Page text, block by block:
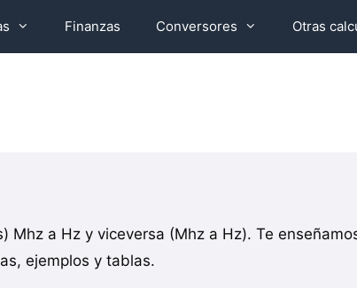
Finanzas Conversores Otras
Mhz a Hz y viceversa (Mhz a Hz). Te
ejemplos y tablas.